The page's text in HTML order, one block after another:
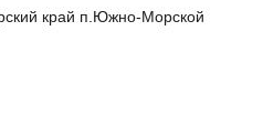
край п.Южно-Морской